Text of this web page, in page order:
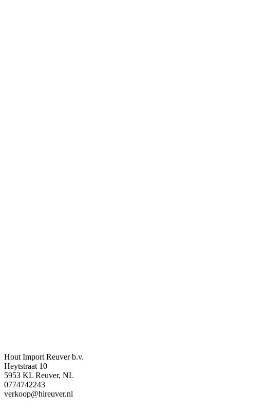
Hout Import Reuver b.v.
Heytstraat 10
5953 KL Reuver, NL
0774742243
verkoop@hireuver.nl